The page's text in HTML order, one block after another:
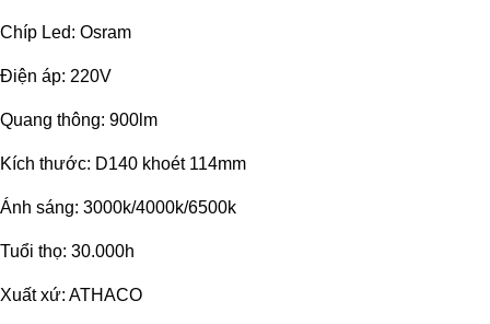
Chíp Led: Osram
Điện áp: 220V
Quang thông: 900lm
Kích thước: D140 khoét 114mm
Ánh sáng: 3000k/4000k/6500k
Tuổi thọ: 30.000h
Xuất xứ: ATHACO